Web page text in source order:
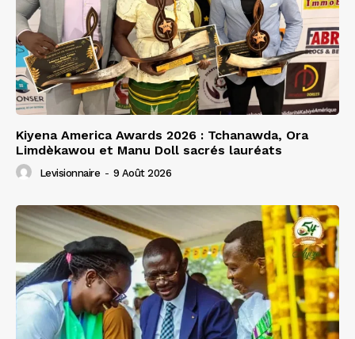
Kiyena America Awards 2026 : Tchanawda, Ora
Limdèkawou et Manu Doll sacrés lauréats
Levisionnaire - 9 Août 2026